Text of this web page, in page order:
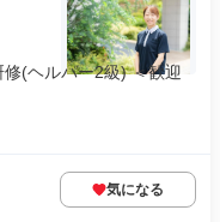
(ヘルパー2級) ＜歓迎
気になる